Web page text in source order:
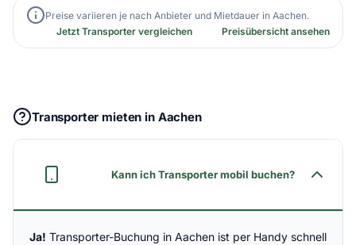
Preise variieren je nach Anbieter und Mietdauer in Aachen.
Jetzt Transporter vergleichen
Preisübersicht ansehen
Transporter mieten in Aachen
Kann ich Transporter mobil buchen?
Ja! Transporter-Buchung in Aachen ist per Handy schnell